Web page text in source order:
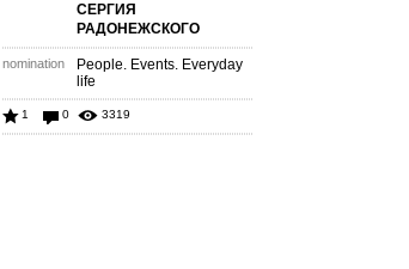
СЕРГИЯ
РАДОНЕЖСКОГО
nomination
People. Events. Everyday
life
1 0 3319